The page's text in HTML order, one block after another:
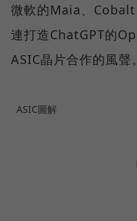
微軟的Maia、
連打造ChatGPT的
ASIC晶片合作的風聲。
ASIC圖解